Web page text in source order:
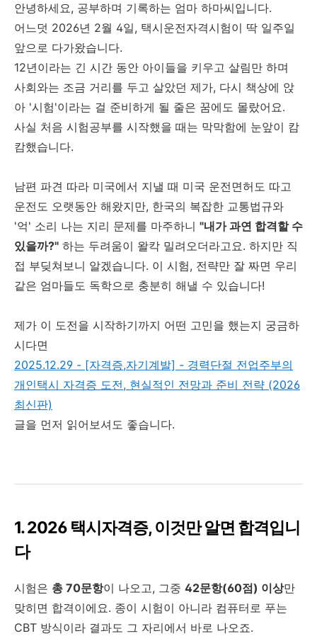
안녕하세요, 공부하며 기록하는 엄마 하마씨입니다.
어느덧 2026년 2월 4일, 택시운전자격시험이 딱 일주일
앞으로 다가왔습니다.
12년이라는 긴 시간 동안 아이들을 키우고 살림만 하며
사회와는 조금 거리를 두고 살았던 제가, 다시 책상에 앉
아 '시험'이라는 걸 준비하게 될 줄은 꿈에도 몰랐어요.
사실 처음 시험공부를 시작했을 때는 막막함에 눈앞이 캄
캄했습니다.
남편 파견 따라 미국에서 지낼 때 미국 운전면허도 따고
운전도 오랫동안 해왔지만, 한국의 복잡한 교통법규와
'억' 소리 나는 지리 문제를 마주하니 "내가 과연 합격할 수
있을까?" 하는 두려움이 왈칵 밀려오더라고요. 하지만 직
접 부딪쳐보니 알겠습니다. 이 시험, 전략만 잘 짜면 우리
같은 엄마들도 독학으로 충분히 해낼 수 있습니다!
제가 이 도전을 시작하기까지 어떤 고민을 했는지 궁금하
시다면
2025.12.29 - [자격증,자기계발] - 경력단절 전업주부의
개인택시 자격증 도전, 현실적인 전망과 준비 전략 (2026
최신판)
글을 먼저 읽어보셔도 좋습니다.
1. 2026 택시자격증, 이것만 알면 합격입니
다
시험은 총 70문항이 나오고, 그중 42문항(60점) 이상만
맞히면 합격이에요. 종이 시험이 아니라 컴퓨터로 푸는
CBT 방식이라 결과도 그 자리에서 바로 나오죠.